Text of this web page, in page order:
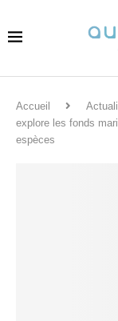
Accueil
explore les fonds
espèces